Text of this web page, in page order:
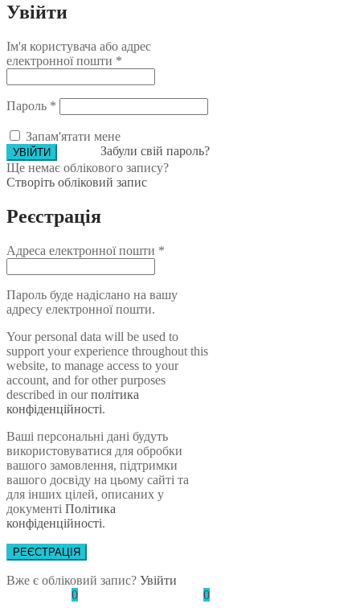
Увійти
Ім'я користувача або адрес
електронної пошти *
Пароль *
Запам'ятати мене
Забули свій пароль?
Ще немає облікового запису?
Створіть обліковий запис
Реєстрація
Адреса електронної пошти *
Пароль буде надіслано на вашу
адресу електронної пошти.
Your personal data will be used to
support your experience throughout this
website, to manage access to your
account, and for other purposes
described in ourполітика
конфіденційності.
Ваші персональні дані будуть
використовуватися для обробки
вашого замовлення, підтримки
вашого досвіду на цьому сайті та
для інших цілей, описаних у
документі Політика
конфіденційності.
РЕЄСТРАЦІЯ
Вже є обліковий запис? Увійти
0
0